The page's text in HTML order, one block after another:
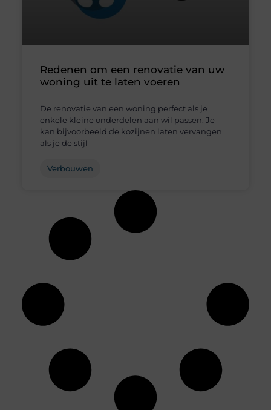
Redenen om een renovatie van uw
woning uit te laten voeren
De renovatie van een woning perfect als je
enkele kleine onderdelen aan wil passen. Je
kan bijvoorbeeld de kozijnen laten vervangen
als je de stijl
Verbouwen